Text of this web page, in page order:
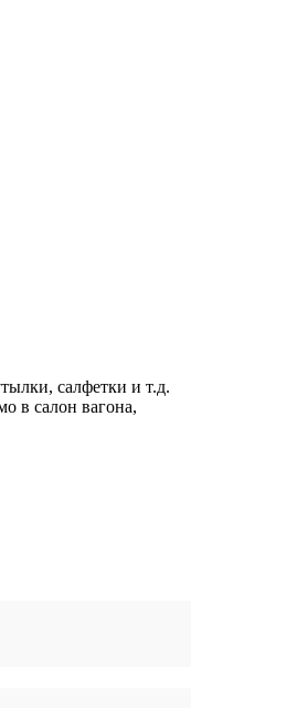
салфетки и т.д.
в салон вагона,